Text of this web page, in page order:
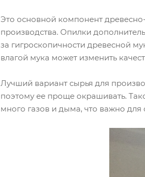
Это основной компонент
производства. Опилки
за гигроскопичности древесной
влагой мука может изменить
Лучший вариант сырья для
поэтому ее проще окрашивать.
много газов и дыма, что важно для